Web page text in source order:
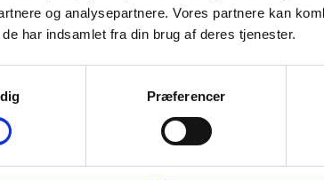
og analysepartnere. Vores partnere kan
har indsamlet fra din brug af deres tjenester.
Præferencer
Din